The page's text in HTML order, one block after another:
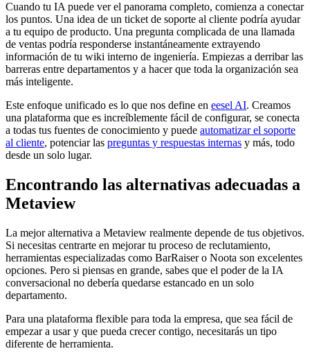
Cuando tu IA puede ver el panorama completo, comienza a conectar
los puntos. Una idea de un ticket de soporte al cliente podría ayudar
a tu equipo de producto. Una pregunta complicada de una llamada
de ventas podría responderse instantáneamente extrayendo
información de tu wiki interno de ingeniería. Empiezas a derribar las
barreras entre departamentos y a hacer que toda la organización sea
más inteligente.
Este enfoque unificado es lo que nos define en eesel AI. Creamos
una plataforma que es increíblemente fácil de configurar, se conecta
a todas tus fuentes de conocimiento y puede automatizar el soporte
al cliente, potenciar las preguntas y respuestas internas y más, todo
desde un solo lugar.
Encontrando las alternativas adecuadas a
Metaview
La mejor alternativa a Metaview realmente depende de tus objetivos.
Si necesitas centrarte en mejorar tu proceso de reclutamiento,
herramientas especializadas como BarRaiser o Noota son excelentes
opciones. Pero si piensas en grande, sabes que el poder de la IA
conversacional no debería quedarse estancado en un solo
departamento.
Para una plataforma flexible para toda la empresa, que sea fácil de
empezar a usar y que pueda crecer contigo, necesitarás un tipo
diferente de herramienta.